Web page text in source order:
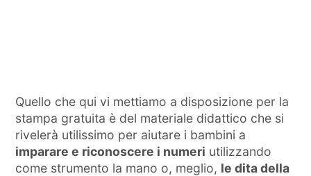
Quello che qui vi mettiamo a disposizione per la
stampa gratuita è del materiale didattico che si
rivelerà utilissimo per aiutare i bambini a
imparare e riconoscere i numeri utilizzando
come strumento la mano o, meglio, le dita della